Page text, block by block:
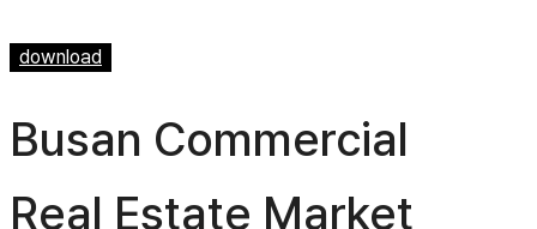
download
Busan Commercial
Real Estate Market